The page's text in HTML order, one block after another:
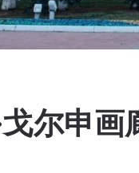
尔申画